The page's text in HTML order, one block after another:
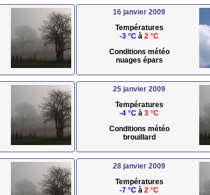
16 janvier 2009
Températures
-3 °C à 2 °C
Conditions météo
nuages épars
25 janvier 2009
Températures
-4 °C à 3 °C
Conditions météo
brouillard
28 janvier 2009
Températures
-7 °C à 2 °C